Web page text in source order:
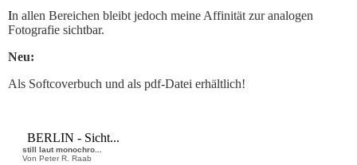
In allen Bereichen bleibt jedoch meine Affinität zur analogen
Fotografie sichtbar.
Neu:
Als Softcoverbuch und als pdf-Datei erhältlich!
BERLIN - Sicht...
still laut monochro...
Von Peter R. Raab